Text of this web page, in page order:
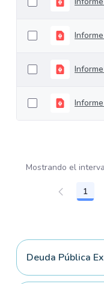
Mostrando el
1
Deuda Pública